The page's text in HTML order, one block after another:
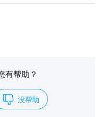
有帮助？
没帮助